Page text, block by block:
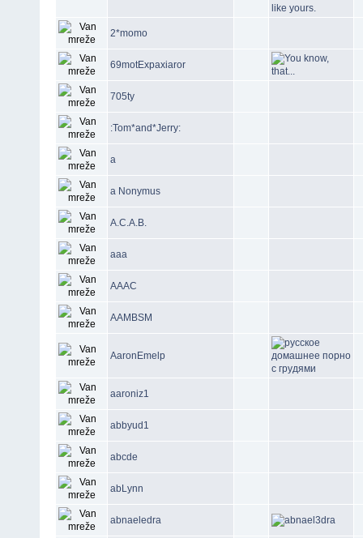
2*momo
69motExpaxiaror
705ty
:Tom*and*Jerry:
a
a Nonymus
A.C.A.B.
aaa
AAAC
AAMBSM
AaronEmelp
aaroniz1
abbyud1
abcde
abLynn
abnaeledra